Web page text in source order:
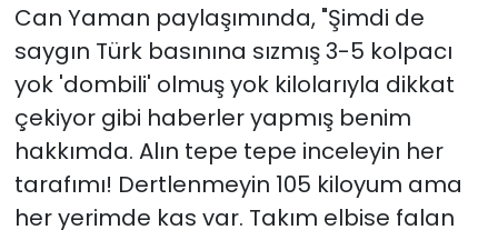
Can Yaman paylaşımında, "Şimdi de
saygın Türk basınına sızmış 3-5 kolpacı
yok 'dombili' olmuş yok kilolarıyla dikkat
çekiyor gibi haberler yapmış benim
hakkımda. Alın tepe tepe inceleyin her
tarafımı! Dertlenmeyin 105 kiloyum ama
her yerimde kas var. Takım elbise falan